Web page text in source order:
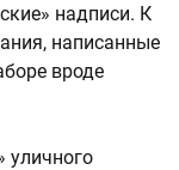
надписи. К
написанные
вроде
уличного